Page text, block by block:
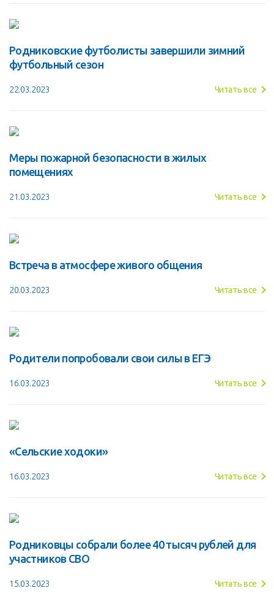
Родниковские футболисты завершили зимний
футбольный сезон
22.03.2023 Читать все
Меры пожарной безопасности в жилых
помещениях
21.03.2023 Читать все
Встреча в атмосфере живого общения
20.03.2023 Читать все
Родители попробовали свои силы в ЕГЭ
16.03.2023 Читать все
«Сельские ходоки»
16.03.2023 Читать все
Родниковцы собрали более 40 тысяч рублей для
участников СВО
15.03.2023 Читать все